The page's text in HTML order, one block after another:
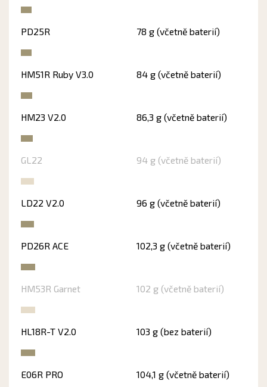
PD25R 78 g (včetně baterií)
HM51R Ruby V3.0 84 g (včetně baterií)
HM23 V2.0 86,3 g (včetně baterií)
GL22 94 g (včetně baterií)
LD22 V2.0 96 g (včetně baterií)
PD26R ACE 102,3 g (včetně baterií)
HM53R Garnet 102 g (včetně baterií)
HL18R-T V2.0 103 g (bez baterií)
E06R PRO 104,1 g (včetně baterií)